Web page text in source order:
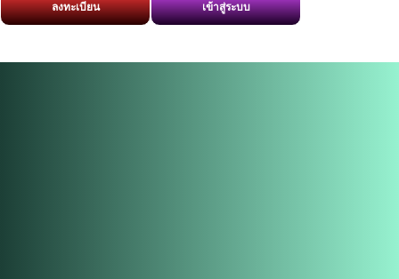
ลงทะเบียน เข้าสู่ระบบ